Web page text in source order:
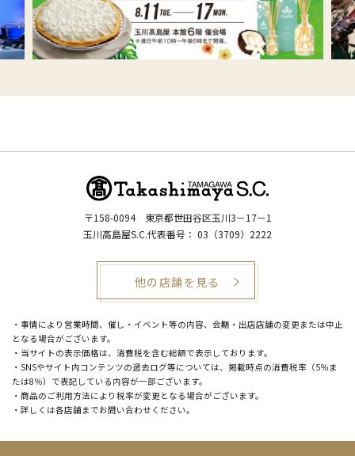
〒158-0094 東京都世田谷区玉川3－17－1
玉川高島屋S.C.代表番号： 03（3709）2222
他の店舗を見る
・事情により営業時間、催し・イベント等の内容、会期・出店店舗の変更または中止
となる場合がございます。
・当サイトの表示価格は、消費税を含む総額で表示しております。
・SNSやサイト内コンテンツの過去ログ等については、掲載時点の消費税率（5％ま
たは8％）で表記している内容が一部ございます。
・商品のご利用方法により税率が変更となる場合がございます。
・詳しくは各店舗までお問い合わせください。